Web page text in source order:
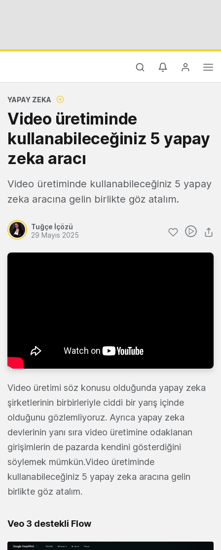
YAPAY ZEKA
Video üretiminde
kullanabileceğiniz 5 yapay
zeka aracı
Video üretiminde kullanabileceğiniz 5 yapay
zeka aracına gelin birlikte göz atalım.
Tuğçe İçözü
29 Mayıs 2025
Video üretimi söz konusu olduğunda yapay zeka
şirketlerinin birbirleriyle ciddi bir yarış içinde
olduğunu gözlemliyoruz. Ayrıca yapay zeka
devlerinin yanı sıra video üretimine odaklanan
girişimlerin de pazarda kendini gösterdiğini
söylemek mümkün.Video üretiminde
kullanabileceğiniz 5 yapay zeka aracına gelin
birlikte göz atalım.
Veo 3 destekli Flow